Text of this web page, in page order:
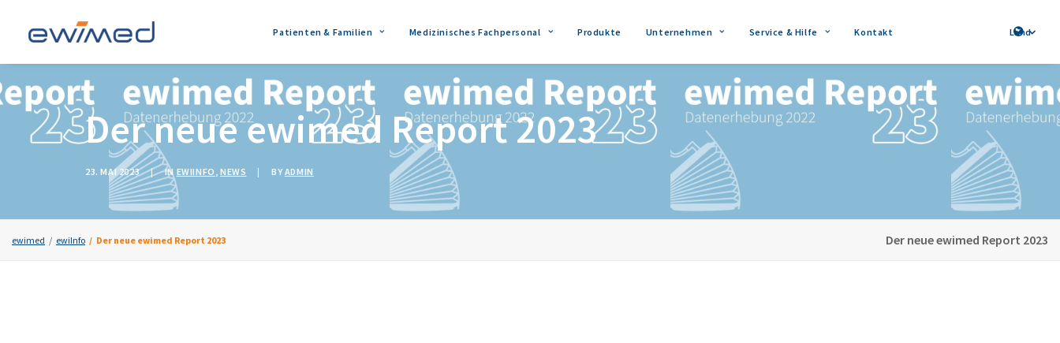
Patienten & Familien Medizinisches Fachpersonal Produkte Unternehmen Service & Hilfe Kontakt Land
Der neue ewimed Report 2023
23. MAI 2023 | IN EWIINFO ,NEWS | BYADMIN
Der neue ewimed Report 2023
ewimed ewiInfo Der neue ewimed Report 2023